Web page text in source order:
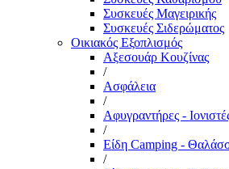
Συσκευές Μαγειρικής
Συσκευές Σιδερώματος
Οικιακός Εξοπλισμός
Αξεσουάρ Κουζίνας
/
Ασφάλεια
/
Αφυγραντήρες -
/
Είδη Camping -
/